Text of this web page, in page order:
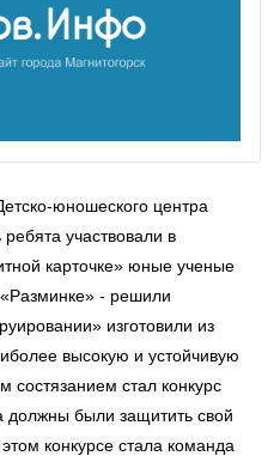
юношеского центра
участвовали в
карточке» юные ученые
- решили
изготовили из
высокую и устойчивую
стал конкурс
должны были защитить свой
конкурсе стала команда